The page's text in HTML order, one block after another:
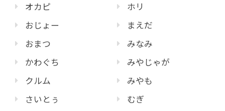
オカピ
おじょー
おまつ
かわぐち
クルム
さいとぅ
ホリ
まえだ
みなみ
みやじゃが
みやも
むぎ